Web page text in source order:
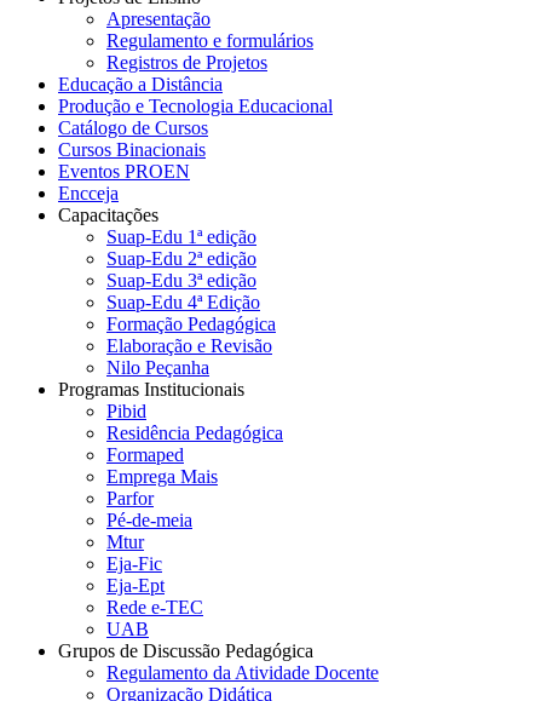
Apresentação
Regulamento e formulários
Registros de Projetos
Educação a Distância
Produção e Tecnologia Educacional
Catálogo de Cursos
Cursos Binacionais
Eventos PROEN
Encceja
Capacitações
Suap-Edu 1ª edição
Suap-Edu 2ª edição
Suap-Edu 3ª edição
Suap-Edu 4ª Edição
Formação Pedagógica
Elaboração e Revisão
Nilo Peçanha
Programas Institucionais
Pibid
Residência Pedagógica
Formaped
Emprega Mais
Parfor
Pé-de-meia
Mtur
Eja-Fic
Eja-Ept
Rede e-TEC
UAB
Grupos de Discussão Pedagógica
Regulamento da Atividade Docente
Organização Didática